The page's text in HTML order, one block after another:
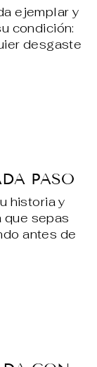
ejemplar y
condición:
desgaste
PASO
historia y
que sepas
antes de